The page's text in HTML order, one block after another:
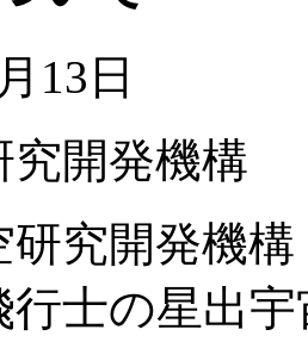
13日
究開発機構
究開発機構
行士の星出